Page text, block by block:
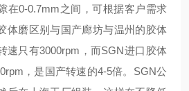
在0-0.7mm之间，可根据客户需求
体磨区别与国产廊坊与温州的胶体
速只有3000rpm，而SGN进口胶体
，是国产转速的4-5倍。SGN公